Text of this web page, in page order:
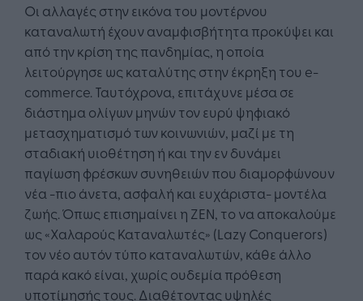
Οι αλλαγές στην εικόνα του μοντέρνου
καταναλωτή έχουν αναμφισβήτητα προκύψει και
από την κρίση της πανδημίας, η οποία
λειτούργησε ως καταλύτης στην έκρηξη του e-
commerce. Ταυτόχρονα, επιτάχυνε μέσα σε
διάστημα ολίγων μηνών τον ευρύ ψηφιακό
μετασχηματισμό των κοινωνιών, μαζί με τη
σταδιακή υιοθέτηση ή και την εν δυνάμει
παγίωση φρέσκων συνηθειών που διαμορφώνουν
νέα -πιο άνετα, ασφαλή και ευχάριστα- μοντέλα
ζωής. Όπως επισημαίνει η ZEN, το να αποκαλούμε
ως «Χαλαρούς Καταναλωτές» (Lazy Conquerors)
τον νέο αυτόν τύπο καταναλωτών, κάθε άλλο
παρά κακό είναι, χωρίς ουδεμία πρόθεση
υποτίμησής τους. Διαθέτοντας υψηλές